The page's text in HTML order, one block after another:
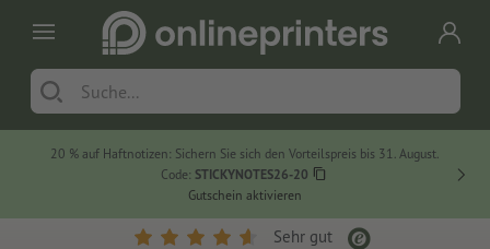
20 % auf Haftnotizen: Sichern Sie sich den Vorteilspreis bis 31. August.
Code: STICKYNOTES26-20
Gutschein aktivieren
Sehr gut